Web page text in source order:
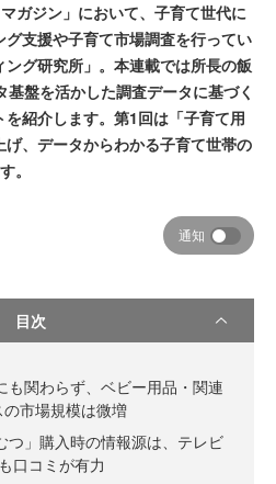
ガジン」において、子育て世代に
支援や子育て市場調査を行ってい
グ研究所」。本連載では所長の飯
盤を活かした調査データに基づく
紹介します。第1回は「子育て用
、データからわかる子育て世帯の
。
通知
目次
も関わらず、ベビー用品・関連
市場規模は微増
つ」購入時の情報源は、テレビ
口コミが有力